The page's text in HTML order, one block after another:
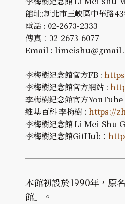
館址:新北市三峽區中華路
電話 : 02-2673-2333
傳真︰02-2673-6077
Email :
李梅樹紀念館官方FB :
李梅樹紀念館官方網站 :
李梅樹紀念館官方YouTube
維基百科 李梅樹 : https://
李梅樹紀念館 Li Mei-Shu
李梅樹紀念館GitHub：
本館初設於1990年，原
館」。